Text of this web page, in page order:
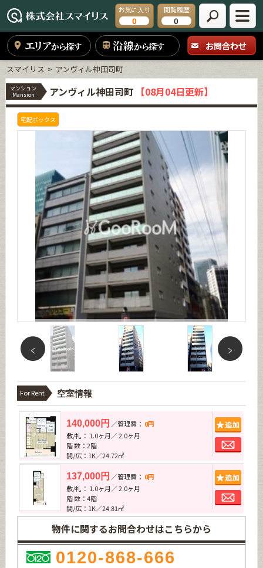
お気に入り
0
閲覧履歴
0
エリアから探す 沿線から探す お問合わせ
スマイリス アンヴィル神田司町
マンション
Mansion
アンヴィル神田司町 【08月04日更新】
宅配ボックス
For Rent 空室情報
140,000円 ／管理費： 0円
敷/礼： 1.0ヶ月／ 2.0ヶ月
階 数：2階
間/広：1K／24.72㎡
137,000円 ／管理費： 0円
敷/礼： 1.0ヶ月／ 2.0ヶ月
階 数：4階
間/広：1K／24.81㎡
物件に関するお問合わせはこちらから
0120-868-666